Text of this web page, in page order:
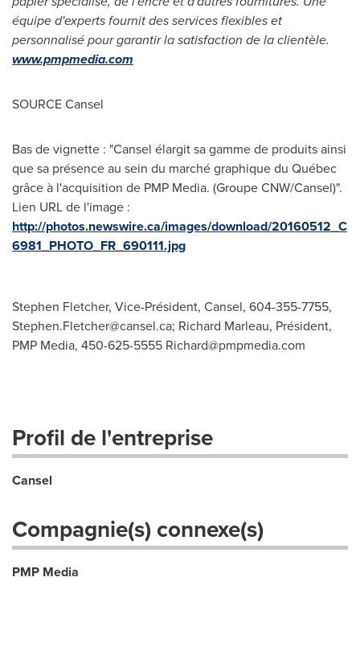
équipe d'experts fournit des services flexibles et
personnalisé pour garantir la satisfaction de la clientèle.
www.pmpmedia.com
SOURCE Cansel
Bas de vignette : "Cansel élargit sa gamme de produits ainsi
que sa présence au sein du marché graphique du Québec
grâce à l'acquisition de PMP Media. (Groupe CNW/Cansel)".
Lien URL de l'image :
http://photos.newswire.ca/images/download/20160512_C
6981_PHOTO_FR_690111.jpg
Stephen Fletcher, Vice-Président, Cansel, 604-355-7755,
Stephen.Fletcher@cansel.ca; Richard Marleau, Président,
PMP Media, 450-625-5555 Richard@pmpmedia.com
Profil de l'entreprise
Cansel
Compagnie(s) connexe(s)
PMP Media